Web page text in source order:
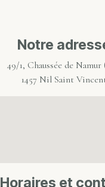
Notre
49/1, Chaussée de Namur
1457 Nil Saint
Horaires et